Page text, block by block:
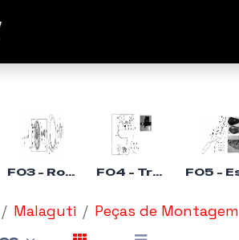
F03 - Roda da Frente - Malaguti XTM 50 F04 - Travão Frente - Malaguti XTM 50
Malaguti Peças de Montagem